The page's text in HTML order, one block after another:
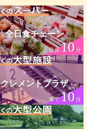
全日食チェーン
徒歩10分
クレメントプラザ
車で10分